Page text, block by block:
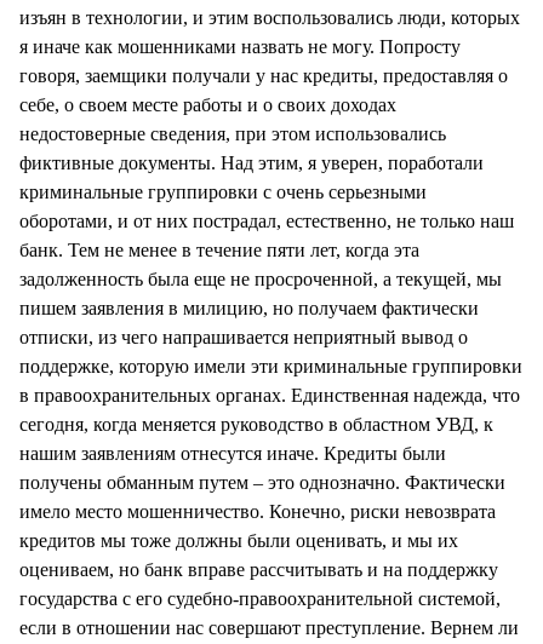
изъян в технологии, и этим воспользовались люди, которых
я иначе как мошенниками назвать не могу. Попросту
говоря, заемщики получали у нас кредиты, предоставляя о
себе, о своем месте работы и о своих доходах
недостоверные сведения, при этом использовались
фиктивные документы. Над этим, я уверен, поработали
криминальные группировки с очень серьезными
оборотами, и от них пострадал, естественно, не только наш
банк. Тем не менее в течение пяти лет, когда эта
задолженность была еще не просроченной, а текущей, мы
пишем заявления в милицию, но получаем фактически
отписки, из чего напрашивается неприятный вывод о
поддержке, которую имели эти криминальные группировки
в правоохранительных органах. Единственная надежда, что
сегодня, когда меняется руководство в областном УВД, к
нашим заявлениям отнесутся иначе. Кредиты были
получены обманным путем – это однозначно. Фактически
имело место мошенничество. Конечно, риски невозврата
кредитов мы тоже должны были оценивать, и мы их
оцениваем, но банк вправе рассчитывать и на поддержку
государства с его судебно-правоохранительной системой,
если в отношении нас совершают преступление. Вернем ли